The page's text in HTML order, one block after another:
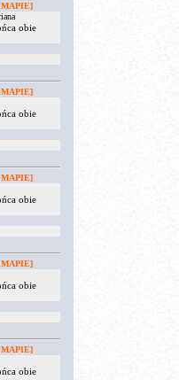
obie
obie
obie
obie
obie